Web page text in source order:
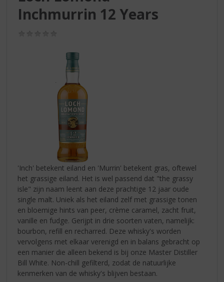
Inchmurrin 12 Years
'Inch' betekent eiland en 'Murrin' betekent gras, oftewel
het grassige eiland. Het is wel passend dat "the grassy
isle" zijn naam leent aan deze prachtige 12 jaar oude
single malt. Uniek als het eiland zelf met grassige tonen
en bloemige hints van peer, crème caramel, zacht fruit,
vanille en fudge. Gerijpt in drie soorten vaten, namelijk:
bourbon, refill en recharred. Deze whisky's worden
vervolgens met elkaar verenigd en in balans gebracht op
een manier die alleen bekend is bij onze Master Distiller
Bill White. Non-chill gefilterd, zodat de natuurlijke
kenmerken van de whisky's blijven bestaan.